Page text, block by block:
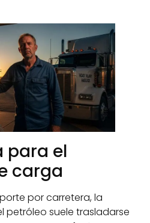
para el
carga
por carretera, la
petróleo suele trasladarse